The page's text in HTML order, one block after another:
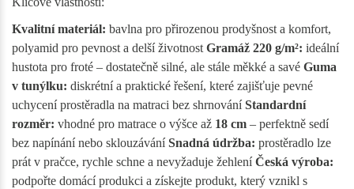
Kvalitní materiál: bavlna pro přirozenou prodyšnost a komfort,
polyamid pro pevnost a delší životnost Gramáž 220 g/m²: ideální
hustota pro froté – dostatečně silné, ale stále měkké a savé Guma
v tunýlku: diskrétní a praktické řešení, které zajišťuje pevné
uchycení prostěradla na matraci bez shrnováníStandardní
rozměr: vhodné pro matrace o výšce až 18 cm – perfektně sedí
bez napínání nebo sklouzáváníSnadná údržba: prostěradlo lze
prát v pračce, rychle schne a nevyžaduje žehleníČeská výroba:
podpořte domácí produkci a získejte produkt, který vznikl s